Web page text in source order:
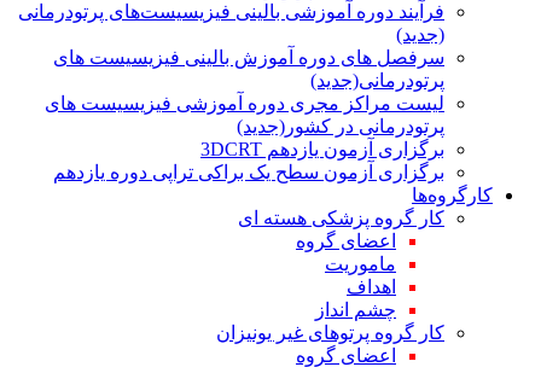
فرآیند دوره آموزشی بالینی فیزیسیست‌های پرتودرمانی
(جدید)
سرفصل های دوره آموزش بالینی فیزیسیست های
پرتودرمانی(جدید)
لیست مراکز مجری دوره آموزشی فیزیسیست های
پرتودرمانی در کشور(جدید)
برگزاری آزمون یازدهم 3DCRT
برگزاری آزمون سطح یک براکی تراپی دوره یازدهم
کارگروه‌ها
کار گروه پزشکی هسته ای
اعضای گروه
ماموریت
اهداف
چشم انداز
کار گروه پرتوهای غیر یونیزان
اعضای گروه